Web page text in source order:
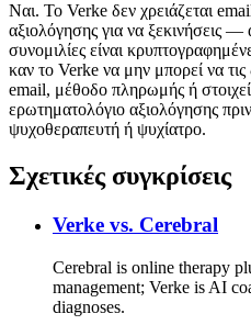
Ναι. Το Verke δεν χρειάζεται
αξιολόγησης για να ξεκινήσεις
συνομιλίες είναι
καν το Verke να μην μπορεί να
email, μέθοδο πληρωμής ή
ερωτηματολόγιο αξιολόγησης
ψυχοθεραπευτή ή ψυχίατρο.
Σχετικές συγκρίσεις
Verke vs. Cerebral
Cerebral is online therapy
management; Verke is AI
diagnoses.